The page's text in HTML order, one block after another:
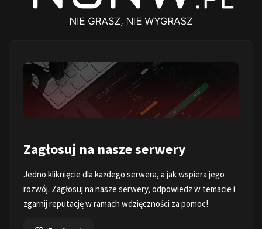
Zagłosuj na nasze serwery
Jedno kliknięcie dla każdego serwera, a jak wspiera jego
rozwój. Zagłosuj na nasze serwery, odpowiedz w temacie i
zgarnij reputację w ramach wdzięczności za pomoc!